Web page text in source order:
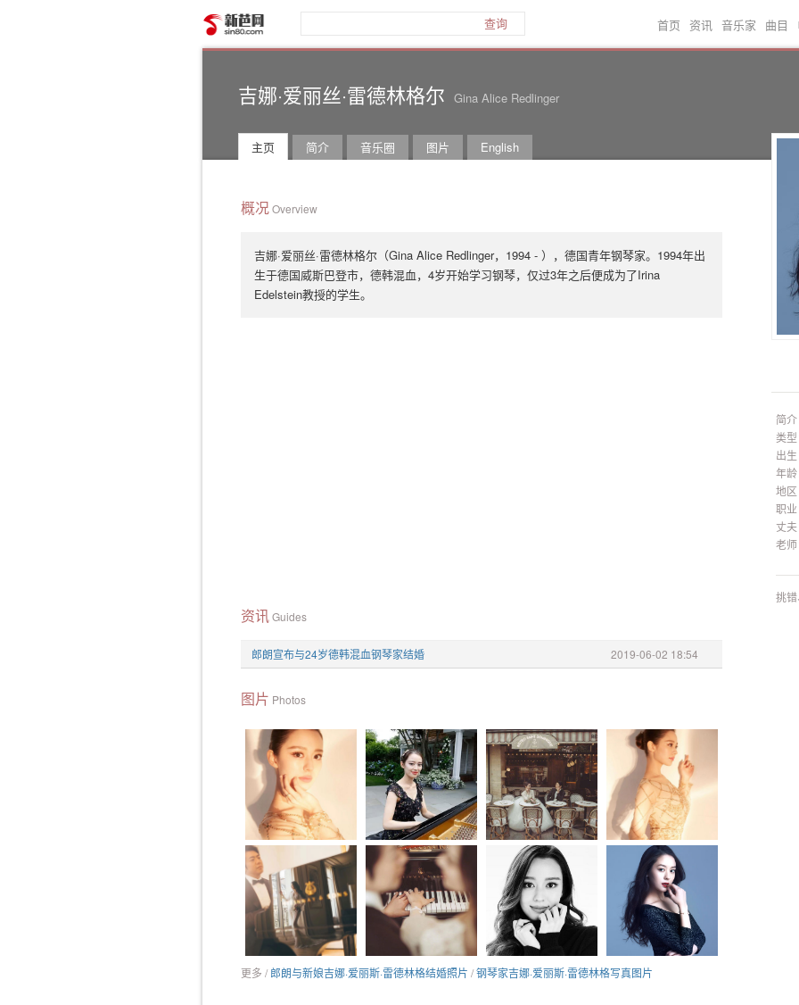
查询 首页 资讯 音乐家 曲目
吉娜·爱丽丝·雷德林格尔 Gina Alice Redlinger
主页 简介 音乐圈 图片 English
概况Overview
吉娜·爱丽丝·雷德林格尔（Gina Alice Redlinger，1994 - ），德国青年钢琴家。1994年出
生于德国威斯巴登市，德韩混血，4岁开始学习钢琴，仅过3年之后便成为了Irina
Edelstein教授的学生。
资讯Guides
郎朗宣布与24岁德韩混血钢琴家结婚 2019-06-02 18:54
图片 Photos
更多 /郎朗与新娘吉娜·爱丽斯·雷德林格结婚照片 /钢琴家吉娜·爱丽斯·雷德林格写真图片
简介
类型
出生
年龄
地区
职业
丈夫
老师
挑错